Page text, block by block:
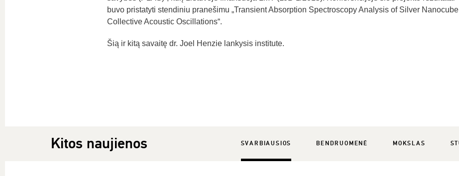
buvo pristatyti stendiniu pranešimu „Transient Absorption Spectroscopy Analysis of Silver Nanocube
Collective Acoustic Oscillations“.
Šią ir kitą savaitę dr. Joel Henzie lankysis institute.
Kitos naujienos SVARBIAUSIOS BENDRUOMENĖ MOKSLAS